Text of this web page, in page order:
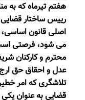
هفتم تیرماه که
رییس ساختار
اصلی قانون اساسی،
می شود، فرصتی
محترم و کارکنان
عدل و احقاق حق ارج
تلاشگری که امر
قضایی به عنوان یکی